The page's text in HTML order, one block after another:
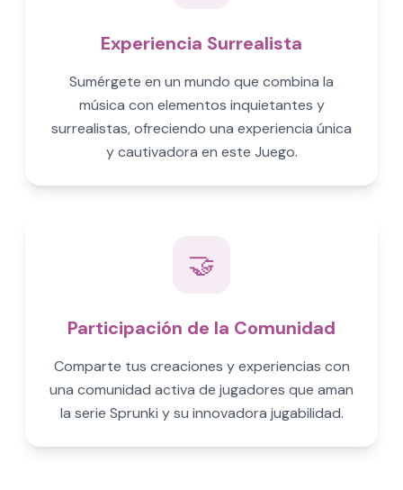
Experiencia Surrealista
Sumérgete en un mundo que combina la
música con elementos inquietantes y
surrealistas, ofreciendo una experiencia única
y cautivadora en este Juego.
🤝
Participación de la Comunidad
Comparte tus creaciones y experiencias con
una comunidad activa de jugadores que aman
la serie Sprunki y su innovadora jugabilidad.